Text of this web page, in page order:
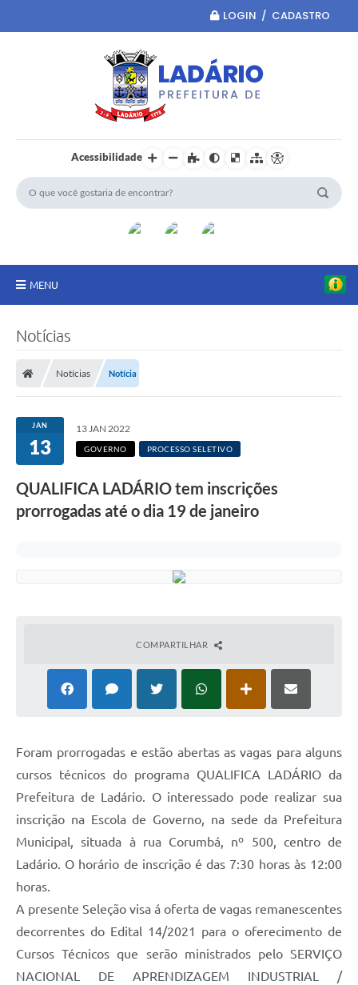
LOGIN / CADASTRO
Acessibilidade
MENU
LICITAÇÕES E CONTRATOS
Secretarias
Leis e Decretos
Nossa Cidade
Galeria de Fotos
Serviços Online
Telefones Úteis
Notícias
Notícias Notícia
JAN
13
13 JAN 2022
GOVERNO PROCESSO SELETIVO
QUALIFICA LADÁRIO tem inscrições
prorrogadas até o dia 19 de janeiro
COMPARTILHAR
Foram prorrogadas e estão abertas as vagas para alguns
cursos técnicos do programa QUALIFICA LADÁRIO da
Prefeitura de Ladário. O interessado pode realizar sua
inscrição na Escola de Governo, na sede da Prefeitura
Municipal, situada à rua Corumbá, nº 500, centro de
Ladário. O horário de inscrição é das 7:30 horas às 12:00
horas.
A presente Seleção visa á oferta de vagas remanescentes
decorrentes do Edital 14/2021 para o oferecimento de
Cursos Técnicos que serão ministrados pelo SERVIÇO
NACIONAL DE APRENDIZAGEM INDUSTRIAL /